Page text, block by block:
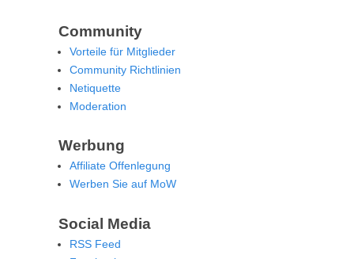
Community
Vorteile für Mitglieder
Community Richtlinien
Netiquette
Moderation
Werbung
Affiliate Offenlegung
Werben Sie auf MoW
Social Media
RSS Feed